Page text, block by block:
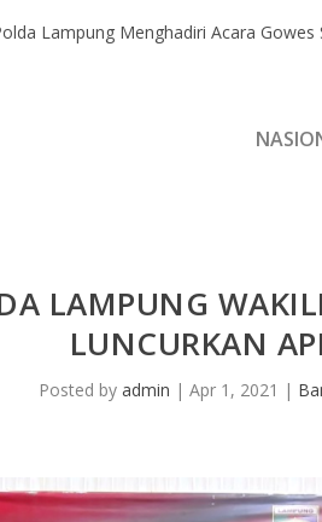
Lampung Menghadiri Acara Gowes
LAMPUNG
LUNCURKAN
Posted byadmin |Apr 1, 2021 |